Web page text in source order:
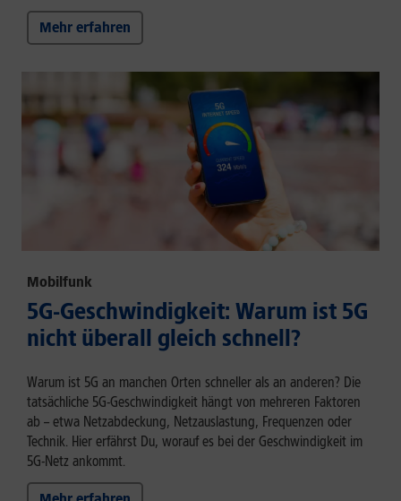
Mehr erfahren
Mobilfunk
5G-Geschwindigkeit: Warum ist 5G
nicht überall gleich schnell?
Warum ist 5G an manchen Orten schneller als an anderen? Die
tatsächliche 5G-Geschwindigkeit hängt von mehreren Faktoren
ab – etwa Netzabdeckung, Netzauslastung, Frequenzen oder
Technik. Hier erfährst Du, worauf es bei der Geschwindigkeit im
5G-Netz ankommt.